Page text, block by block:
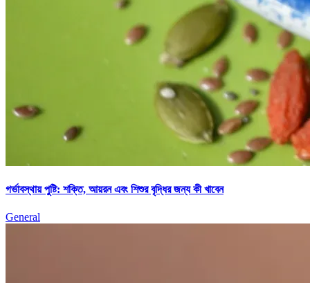
গর্ভাবস্থায় পুষ্টি: শক্তি, আয়রন এবং শিশুর বৃদ্ধির জন্য কী খাবেন
General